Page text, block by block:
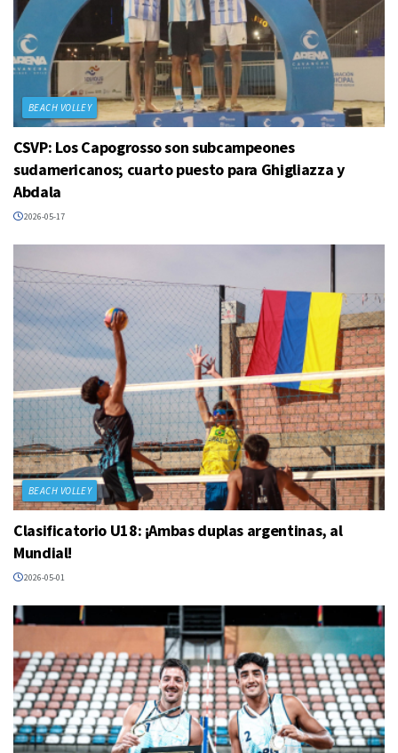
BEACH VOLLEY
CSVP: Los Capogrosso son subcampeones
sudamericanos; cuarto puesto para Ghigliazza y
Abdala
2026-05-17
BEACH VOLLEY
Clasificatorio U18: ¡Ambas duplas argentinas, al
Mundial!
2026-05-01